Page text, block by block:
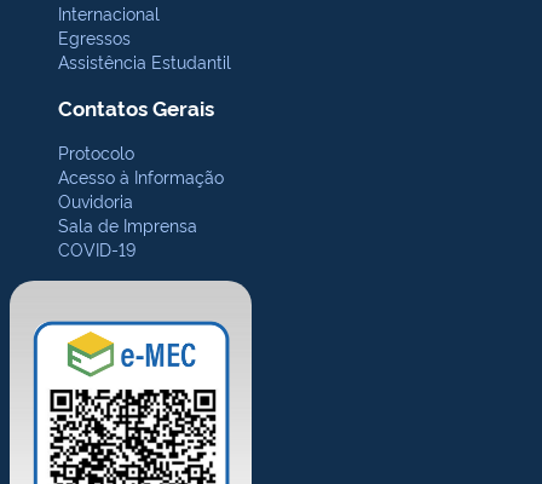
Internacional
Egressos
Assistência Estudantil
Contatos Gerais
Protocolo
Acesso à Informação
Ouvidoria
Sala de Imprensa
COVID-19